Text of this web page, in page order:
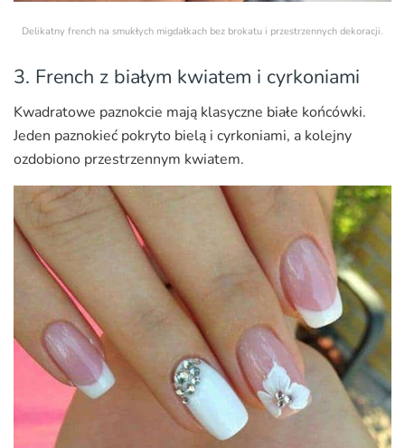
Delikatny french na smukłych migdałkach bez brokatu i przestrzennych dekoracji.
3. French z białym kwiatem i cyrkoniami
Kwadratowe paznokcie mają klasyczne białe końcówki.
Jeden paznokieć pokryto bielą i cyrkoniami, a kolejny
ozdobiono przestrzennym kwiatem.